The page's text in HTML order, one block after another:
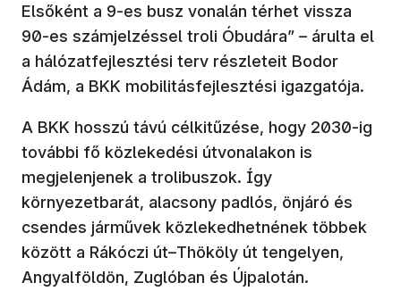
Elsőként a 9-es busz vonalán térhet vissza
90-es számjelzéssel troli Óbudára” – árulta el
a hálózatfejlesztési terv részleteit Bodor
Ádám, a BKK mobilitásfejlesztési igazgatója.
A BKK hosszú távú célkitűzése, hogy 2030-ig
további fő közlekedési útvonalakon is
megjelenjenek a trolibuszok. Így
környezetbarát, alacsony padlós, önjáró és
csendes járművek közlekedhetnének többek
között a Rákóczi út–Thököly út tengelyen,
Angyalföldön, Zuglóban és Újpalotán.